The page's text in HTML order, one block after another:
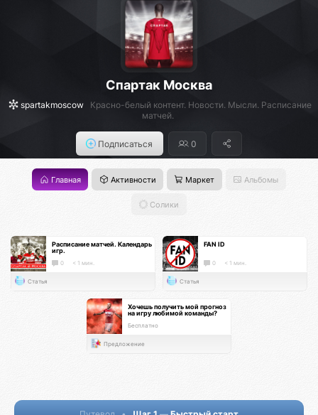
Спартак Москва
spartakmoscow
Красно-белый контент. Новости. Мысли. Расписание
матчей.
Подписаться 0
Главная Активности Маркет Альбомы
Солики
Расписание матчей. Календарь
игр.
0 < 1 мин.
Статья
FAN ID
0 < 1 мин.
Статья
Хочешь получить мой прогноз
на игру любимой команды?
Бесплатно
Предложение